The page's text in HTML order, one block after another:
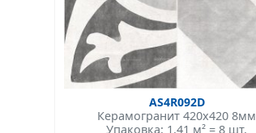
AS4R092D
Керамогранит 420x420 8мм
Упаковка: 1.41 м² = 8 шт.